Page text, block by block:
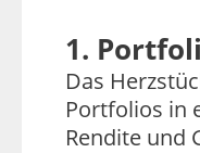
1.
Das
Portfolios in
Rendite und